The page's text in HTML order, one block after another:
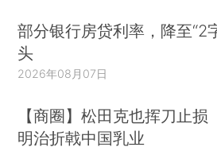
部分银行房贷利率，降至“2
头
2026年08月07日
【商圈】松田克也挥刀止损
明治折戟中国乳业